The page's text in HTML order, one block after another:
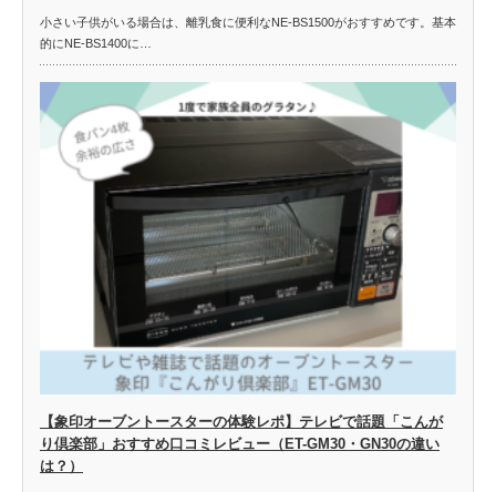
小さい子供がいる場合は、離乳食に便利なNE-BS1500がおすすめです。基本
的にNE-BS1400に…
【象印オーブントースターの体験レポ】テレビで話題「こんが
り倶楽部」おすすめ口コミレビュー（ET-GM30・GN30の違い
は？）